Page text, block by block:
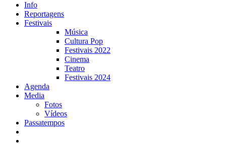
Info
Reportagens
Festivais
Música
Cultura Pop
Festivais 2022
Cinema
Teatro
Festivais 2024
Agenda
Media
Fotos
Vídeos
Passatempos